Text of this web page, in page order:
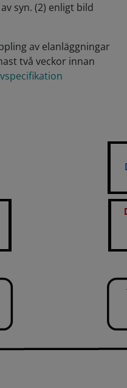
syn. (2) enligt bild
av elanläggningar
två veckor innan